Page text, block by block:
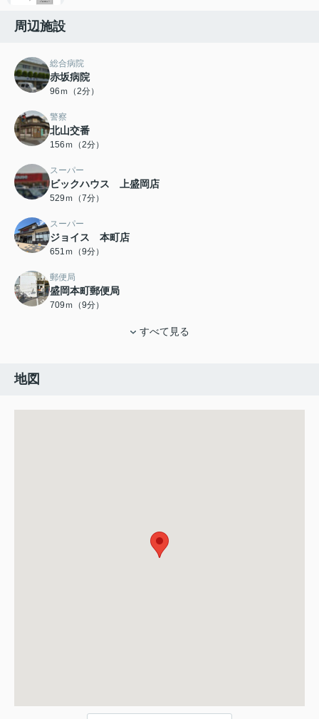
周辺施設
総合病院
赤坂病院
96ｍ（2分）
警察
北山交番
156ｍ（2分）
スーパー
ビックハウス 上盛岡店
529ｍ（7分）
スーパー
ジョイス 本町店
651ｍ（9分）
郵便局
盛岡本町郵便局
709ｍ（9分）
すべて見る
地図